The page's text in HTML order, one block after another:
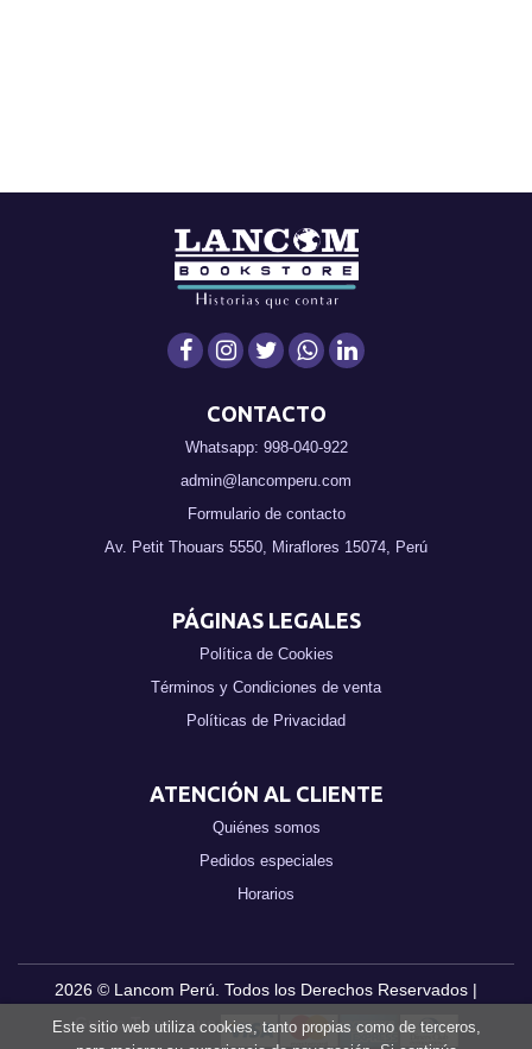
CONTACTO
Whatsapp: 998-040-922
admin@lancomperu.com
Formulario de contacto
Av. Petit Thouars 5550, Miraflores 15074, Perú
PÁGINAS LEGALES
Política de Cookies
Términos y Condiciones de venta
Políticas de Privacidad
ATENCIÓN AL CLIENTE
Quiénes somos
Pedidos especiales
Horarios
2026 © Lancom Perú . Todos los Derechos Reservados |
Grupo Trevenque
Este sitio web utiliza cookies, tanto propias como de terceros,